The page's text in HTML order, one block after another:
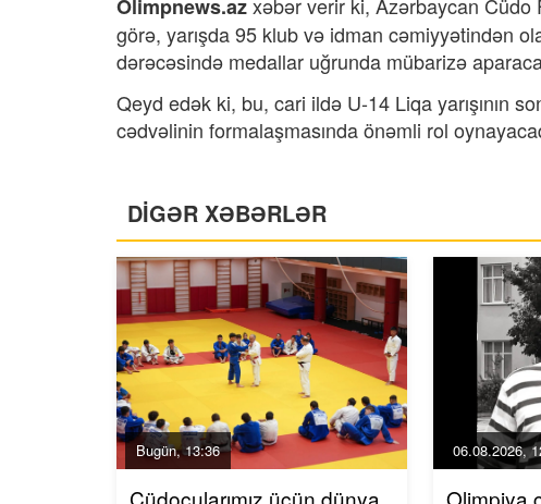
Olimpnews.az
görə, yarışda 95 klub və idman cəmiyyətindən
dərəcəsində medallar uğrunda mübarizə
Qeyd edək ki, bu, cari ildə U-14 Liqa yarışının
cədvəlinin formalaşmasında önəmli rol
DİGƏR XƏBƏRLƏR
Bugün, 13:36
Cüdoçularımız üçün dünya
06.08.2026,
Olimpiya